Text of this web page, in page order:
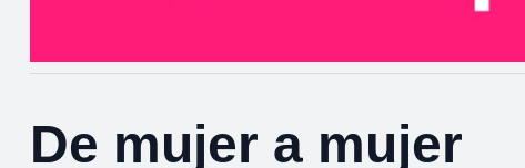
De mujer a mujer